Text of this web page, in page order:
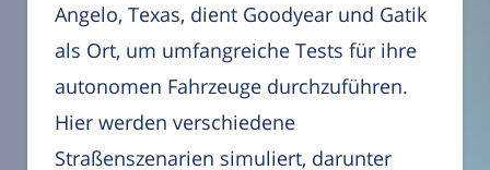
Angelo, Texas, dient Goodyear und Gatik
als Ort, um umfangreiche Tests für ihre
autonomen Fahrzeuge durchzuführen.
Hier werden verschiedene
Straßenszenarien simuliert, darunter